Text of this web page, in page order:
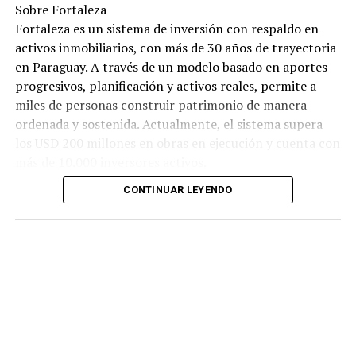
Sobre Fortaleza
Fortaleza es un sistema de inversión con respaldo en
activos inmobiliarios, con más de 30 años de trayectoria
en Paraguay. A través de un modelo basado en aportes
progresivos, planificación y activos reales, permite a
miles de personas construir patrimonio de manera
ordenada y sostenida. Actualmente, el sistema supera
CONTINUAR LEYENDO